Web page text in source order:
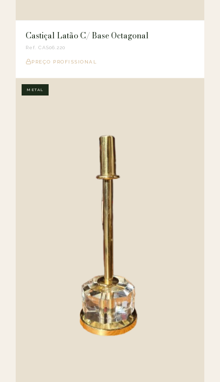
Castiçal Latão C/ Base Octagonal
Ref. CAS06.220
PREÇO PROFISSIONAL
METAL